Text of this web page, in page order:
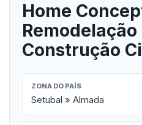
Home
Remodelação
Construção
ZONA DO PAÍS
Setubal » Almada